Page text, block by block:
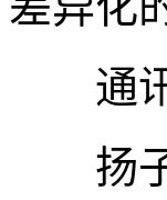
通讯
扬子